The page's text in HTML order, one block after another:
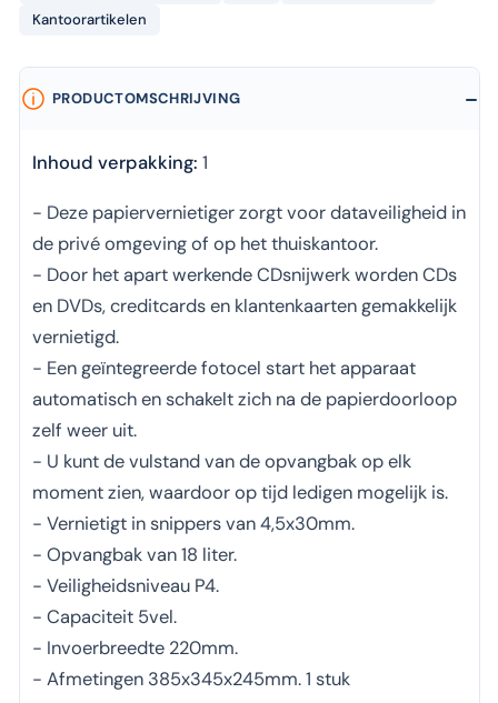
Kantoorartikelen
PRODUCTOMSCHRIJVING
Inhoud verpakking: 1
- Deze papiervernietiger zorgt voor dataveiligheid in
de privé omgeving of op het thuiskantoor.
- Door het apart werkende CDsnijwerk worden CDs
en DVDs, creditcards en klantenkaarten gemakkelijk
vernietigd.
- Een geïntegreerde fotocel start het apparaat
automatisch en schakelt zich na de papierdoorloop
zelf weer uit.
- U kunt de vulstand van de opvangbak op elk
moment zien, waardoor op tijd ledigen mogelijk is.
- Vernietigt in snippers van 4,5x30mm.
- Opvangbak van 18 liter.
- Veiligheidsniveau P4.
- Capaciteit 5vel.
- Invoerbreedte 220mm.
- Afmetingen 385x345x245mm. 1 stuk